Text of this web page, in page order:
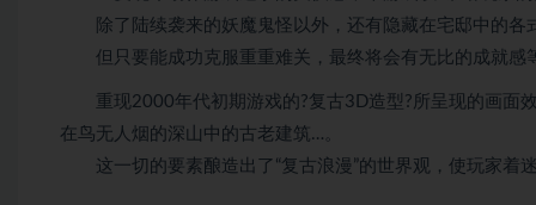
除了陆续袭来的妖魔鬼怪以外，还有隐藏在宅邸中的各
但只要能成功克服重重难关，最终将会有无比的成就感
重现2000年代初期游戏的?复古3D造型?所呈现的画面
在鸟无人烟的深山中的古老建筑…。
这一切的要素酿造出了“复古浪漫”的世界观，使玩家着